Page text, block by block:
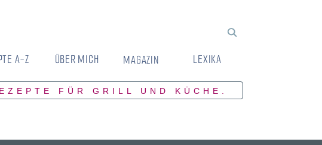
A-Z ÜBER MICH MAGAZIN LEXIKA
FÜR GRILL UND KÜCHE.